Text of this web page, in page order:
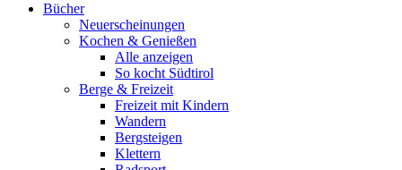
Bücher
Neuerscheinungen
Kochen & Genießen
Alle anzeigen
So kocht Südtirol
Berge & Freizeit
Freizeit mit Kindern
Wandern
Bergsteigen
Klettern